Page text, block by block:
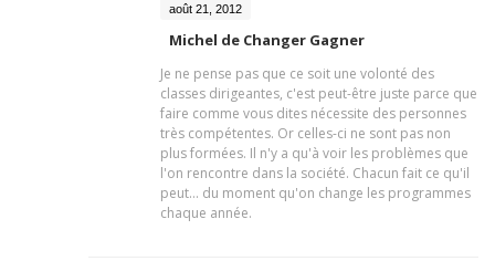
août 21, 2012
Michel de Changer Gagner
Je ne pense pas que ce soit une volonté des
classes dirigeantes, c'est peut-être juste parce que
faire comme vous dites nécessite des personnes
très compétentes. Or celles-ci ne sont pas non
plus formées. Il n'y a qu'à voir les problèmes que
l'on rencontre dans la société. Chacun fait ce qu'il
peut... du moment qu'on change les programmes
chaque année.